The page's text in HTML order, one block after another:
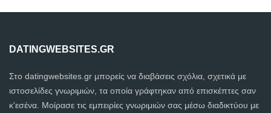
DATINGWEBSITES.GR
Στο datingwebsites.gr μπορείς να διαβάσεις σχόλια, σχετικά με
ιστοσελίδες γνωριμιών, τα οποία γράφτηκαν από επισκέπτες σαν
κ'εσένα. Μοίρασε τις εμπειρίες γνωριμιών σας μέσω διαδικτύου με